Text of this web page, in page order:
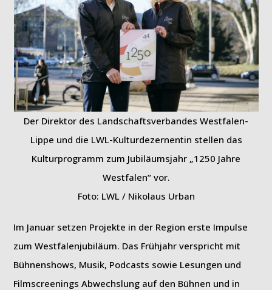
Der Direktor des Landschaftsverbandes Westfalen-
Lippe und die LWL-Kulturdezernentin stellen das
Kulturprogramm zum Jubiläumsjahr „1250 Jahre
Westfalen“ vor.
Foto: LWL / Nikolaus Urban
Im Januar setzen Projekte in der Region erste Impulse
zum Westfalenjubiläum. Das Frühjahr verspricht mit
Bühnenshows, Musik, Podcasts sowie Lesungen und
Filmscreenings Abwechslung auf den Bühnen und in